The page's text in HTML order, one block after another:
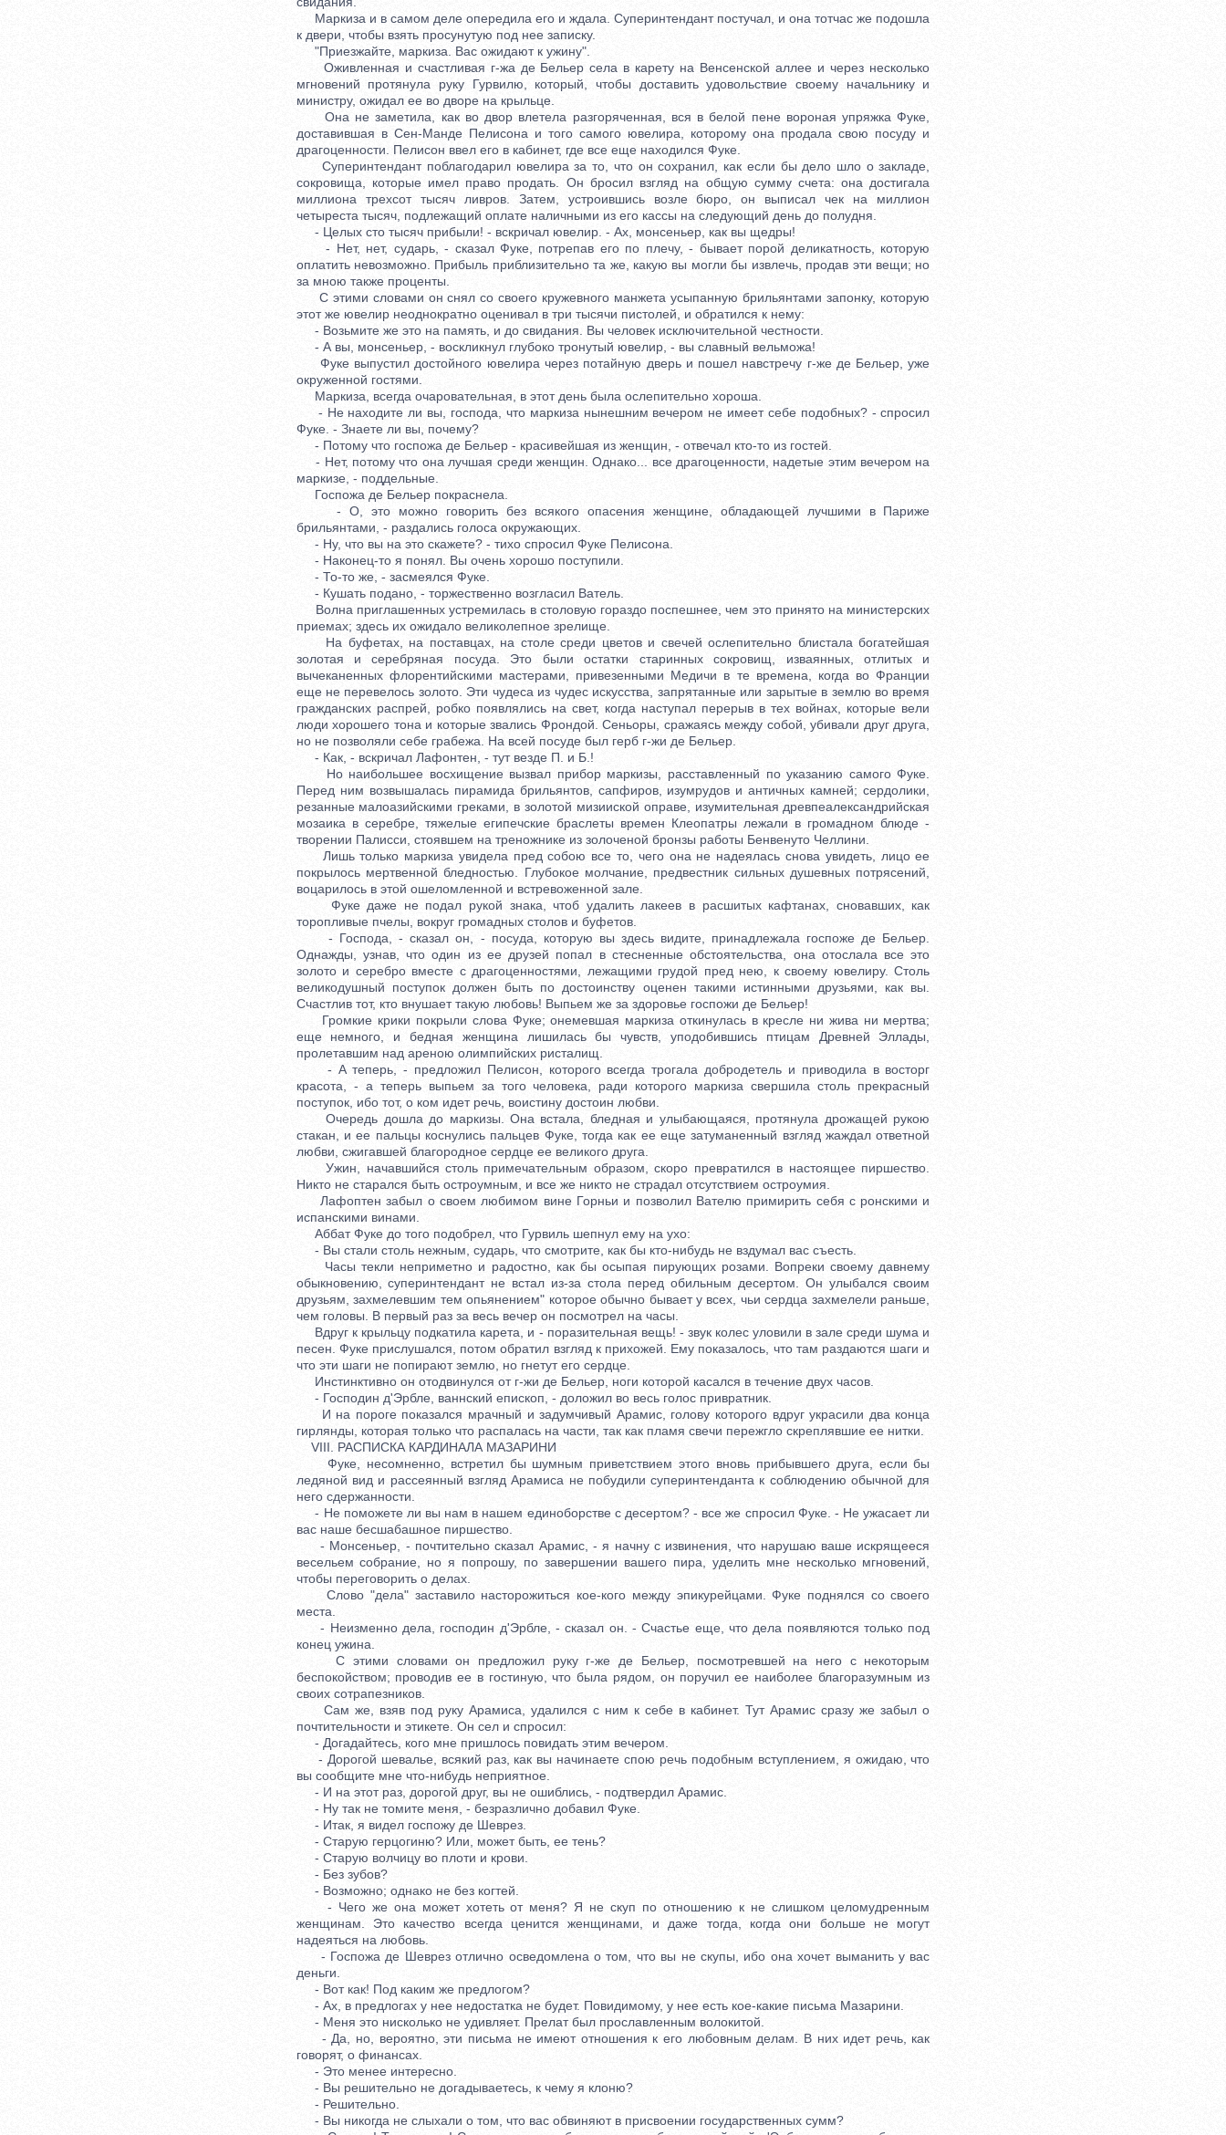
Маркиза и в самом деле опередила его и ждала. Суперинтендант постучал, и она тотчас же подошла
к двери, чтобы взять просунутую под нее записку.
"Приезжайте, маркиза. Вас ожидают к ужину".
Оживленная и счастливая г-жа де Бельер села в карету на Венсенской аллее и через несколько
мгновений протянула руку Гурвилю, который, чтобы доставить удовольствие своему начальнику и
министру, ожидал ее во дворе на крыльце.
Она не заметила, как во двор влетела разгоряченная, вся в белой пене вороная упряжка Фуке,
доставившая в Сен-Манде Пелисона и того самого ювелира, которому она продала свою посуду и
драгоценности. Пелисон ввел его в кабинет, где все еще находился Фуке.
Суперинтендант поблагодарил ювелира за то, что он сохранил, как если бы дело шло о закладе,
сокровища, которые имел право продать. Он бросил взгляд на общую сумму счета: она достигала
миллиона трехсот тысяч ливров. Затем, устроившись возле бюро, он выписал чек на миллион
четыреста тысяч, подлежащий оплате наличными из его кассы на следующий день до полудня.
- Целых сто тысяч прибыли! - вскричал ювелир. - Ах, монсеньер, как вы щедры!
- Нет, нет, сударь, - сказал Фуке, потрепав его по плечу, - бывает порой деликатность, которую
оплатить невозможно. Прибыль приблизительно та же, какую вы могли бы извлечь, продав эти вещи; но
за мною также проценты.
С этими словами он снял со своего кружевного манжета усыпанную брильянтами запонку, которую
этот же ювелир неоднократно оценивал в три тысячи пистолей, и обратился к нему:
- Возьмите же это на память, и до свидания. Вы человек исключительной честности.
- А вы, монсеньер, - воскликнул глубоко тронутый ювелир, - вы славный вельможа!
Фуке выпустил достойного ювелира через потайную дверь и пошел навстречу г-же де Бельер, уже
окруженной гостями.
Маркиза, всегда очаровательная, в этот день была ослепительно хороша.
- Не находите ли вы, господа, что маркиза нынешним вечером не имеет себе подобных? - спросил
Фуке. - Знаете ли вы, почему?
- Потому что госпожа де Бельер - красивейшая из женщин, - отвечал кто-то из гостей.
- Нет, потому что она лучшая среди женщин. Однако... все драгоценности, надетые этим вечером на
маркизе, - поддельные.
Госпожа де Бельер покраснела.
- О, это можно говорить без всякого опасения женщине, обладающей лучшими в Париже
брильянтами, - раздались голоса окружающих.
- Ну, что вы на это скажете? - тихо спросил Фуке Пелисона.
- Наконец-то я понял. Вы очень хорошо поступили.
- То-то же, - засмеялся Фуке.
- Кушать подано, - торжественно возгласил Ватель.
Волна приглашенных устремилась в столовую гораздо поспешнее, чем это принято на министерских
приемах; здесь их ожидало великолепное зрелище.
На буфетах, на поставцах, на столе среди цветов и свечей ослепительно блистала богатейшая
золотая и серебряная посуда. Это были остатки старинных сокровищ, изваянных, отлитых и
вычеканенных флорентийскими мастерами, привезенными Медичи в те времена, когда во Франции
еще не перевелось золото. Эти чудеса из чудес искусства, запрятанные или зарытые в землю во время
гражданских распрей, робко появлялись на свет, когда наступал перерыв в тех войнах, которые вели
люди хорошего тона и которые звались Фрондой. Сеньоры, сражаясь между собой, убивали друг друга,
но не позволяли себе грабежа. На всей посуде был герб г-жи де Бельер.
- Как, - вскричал Лафонтен, - тут везде П. и Б.!
Но наибольшее восхищение вызвал прибор маркизы, расставленный по указанию самого Фуке.
Перед ним возвышалась пирамида брильянтов, сапфиров, изумрудов и античных камней; сердолики,
резанные малоазийскими греками, в золотой мизииской оправе, изумительная древпеалександрийская
мозаика в серебре, тяжелые египечские браслеты времен Клеопатры лежали в громадном блюде -
творении Палисси, стоявшем на треножнике из золоченой бронзы работы Бенвенуто Челлини.
Лишь только маркиза увидела пред собою все то, чего она не надеялась снова увидеть, лицо ее
покрылось мертвенной бледностью. Глубокое молчание, предвестник сильных душевных потрясений,
воцарилось в этой ошеломленной и встревоженной зале.
Фуке даже не подал рукой знака, чтоб удалить лакеев в расшитых кафтанах, сновавших, как
торопливые пчелы, вокруг громадных столов и буфетов.
- Господа, - сказал он, - посуда, которую вы здесь видите, принадлежала госпоже де Бельер.
Однажды, узнав, что один из ее друзей попал в стесненные обстоятельства, она отослала все это
золото и серебро вместе с драгоценностями, лежащими грудой пред нею, к своему ювелиру. Столь
великодушный поступок должен быть по достоинству оценен такими истинными друзьями, как вы.
Счастлив тот, кто внушает такую любовь! Выпьем же за здоровье госпожи де Бельер!
Громкие крики покрыли слова Фуке; онемевшая маркиза откинулась в кресле ни жива ни мертва;
еще немного, и бедная женщина лишилась бы чувств, уподобившись птицам Древней Эллады,
пролетавшим над ареною олимпийских ристалищ.
- А теперь, - предложил Пелисон, которого всегда трогала добродетель и приводила в восторг
красота, - а теперь выпьем за того человека, ради которого маркиза свершила столь прекрасный
поступок, ибо тот, о ком идет речь, воистину достоин любви.
Очередь дошла до маркизы. Она встала, бледная и улыбающаяся, протянула дрожащей рукою
стакан, и ее пальцы коснулись пальцев Фуке, тогда как ее еще затуманенный взгляд жаждал ответной
любви, сжигавшей благородное сердце ее великого друга.
Ужин, начавшийся столь примечательным образом, скоро превратился в настоящее пиршество.
Никто не старался быть остроумным, и все же никто не страдал отсутствием остроумия.
Лафоптен забыл о своем любимом вине Горньи и позволил Вателю примирить себя с ронскими и
испанскими винами.
Аббат Фуке до того подобрел, что Гурвиль шепнул ему на ухо:
- Вы стали столь нежным, сударь, что смотрите, как бы кто-нибудь не вздумал вас съесть.
Часы текли неприметно и радостно, как бы осыпая пирующих розами. Вопреки своему давнему
обыкновению, суперинтендант не встал из-за стола перед обильным десертом. Он улыбался своим
друзьям, захмелевшим тем опьянением" которое обычно бывает у всех, чьи сердца захмелели раньше,
чем головы. В первый раз за весь вечер он посмотрел на часы.
Вдруг к крыльцу подкатила карета, и - поразительная вещь! - звук колес уловили в зале среди шума и
песен. Фуке прислушался, потом обратил взгляд к прихожей. Ему показалось, что там раздаются шаги и
что эти шаги не попирают землю, но гнетут его сердце.
Инстинктивно он отодвинулся от г-жи де Бельер, ноги которой касался в течение двух часов.
- Господин д'Эрбле, ваннский епископ, - доложил во весь голос привратник.
И на пороге показался мрачный и задумчивый Арамис, голову которого вдруг украсили два конца
гирлянды, которая только что распалась на части, так как пламя свечи пережгло скреплявшие ее нитки.
VIII. РАСПИСКА КАРДИНАЛА МАЗАРИНИ
Фуке, несомненно, встретил бы шумным приветствием этого вновь прибывшего друга, если бы
ледяной вид и рассеянный взгляд Арамиса не побудили суперинтенданта к соблюдению обычной для
него сдержанности.
- Не поможете ли вы нам в нашем единоборстве с десертом? - все же спросил Фуке. - Не ужасает ли
вас наше бесшабашное пиршество.
- Монсеньер, - почтительно сказал Арамис, - я начну с извинения, что нарушаю ваше искрящееся
весельем собрание, но я попрошу, по завершении вашего пира, уделить мне несколько мгновений,
чтобы переговорить о делах.
Слово "дела" заставило насторожиться кое-кого между эпикурейцами. Фуке поднялся со своего
места.
- Неизменно дела, господин д'Эрбле, - сказал он. - Счастье еще, что дела появляются только под
конец ужина.
С этими словами он предложил руку г-же де Бельер, посмотревшей на него с некоторым
беспокойством; проводив ее в гостиную, что была рядом, он поручил ее наиболее благоразумным из
своих сотрапезников.
Сам же, взяв под руку Арамиса, удалился с ним к себе в кабинет. Тут Арамис сразу же забыл о
почтительности и этикете. Он сел и спросил:
- Догадайтесь, кого мне пришлось повидать этим вечером.
- Дорогой шевалье, всякий раз, как вы начинаете спою речь подобным вступлением, я ожидаю, что
вы сообщите мне что-нибудь неприятное.
- И на этот раз, дорогой друг, вы не ошиблись, - подтвердил Арамис.
- Ну так не томите меня, - безразлично добавил Фуке.
- Итак, я видел госпожу де Шеврез.
- Старую герцогиню? Или, может быть, ее тень?
- Старую волчицу во плоти и крови.
- Без зубов?
- Возможно; однако не без когтей.
- Чего же она может хотеть от меня? Я не скуп по отношению к не слишком целомудренным
женщинам. Это качество всегда ценится женщинами, и даже тогда, когда они больше не могут
надеяться на любовь.
- Госпожа де Шеврез отлично осведомлена о том, что вы не скупы, ибо она хочет выманить у вас
деньги.
- Вот как! Под каким же предлогом?
- Ах, в предлогах у нее недостатка не будет. Повидимому, у нее есть кое-какие письма Мазарини.
- Меня это нисколько не удивляет. Прелат был прославленным волокитой.
- Да, но, вероятно, эти письма не имеют отношения к его любовным делам. В них идет речь, как
говорят, о финансах.
- Это менее интересно.
- Вы решительно не догадываетесь, к чему я клоню?
- Решительно.
- Вы никогда не слыхали о том, что вас обвиняют в присвоении государственных сумм?